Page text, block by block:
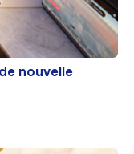
nouvelle
nouvelle